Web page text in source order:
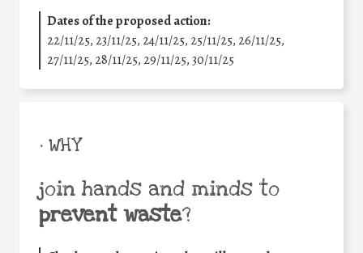
Dates of the proposed action:
22/11/25, 23/11/25, 24/11/25, 25/11/25, 26/11/25,
27/11/25, 28/11/25, 29/11/25,30/11/25
• WHY
join hands and minds to
prevent waste?